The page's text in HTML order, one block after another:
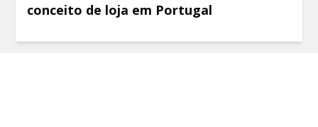
conceito de loja em Portugal